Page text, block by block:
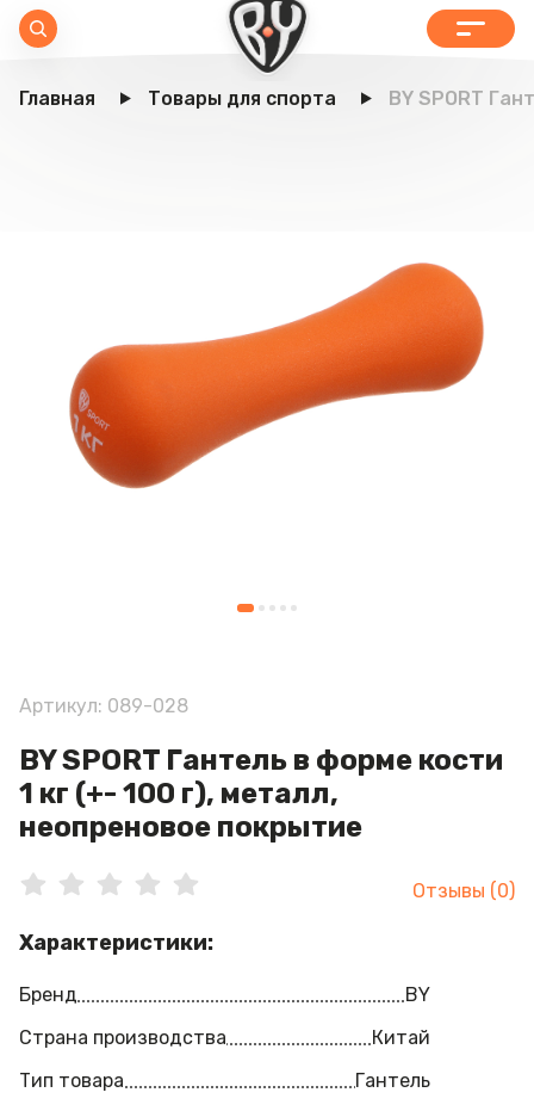
Главная Товары для спорта BY SPORT
Артикул: 089-028
BY SPORT Гантель в форме кости
1 кг (+- 100 г), металл,
неопреновое покрытие
Отзывы (0)
Характеристики:
Бренд
BY
Страна производства
Китай
Тип товара
Гантель